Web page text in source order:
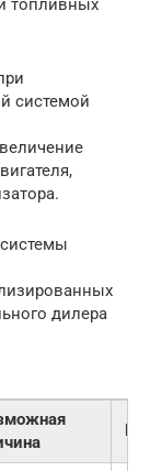
топливных
системой
дилера